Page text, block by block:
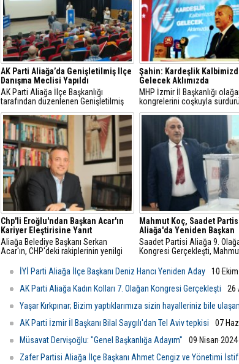
AK Parti Aliağa’da Genişletilmiş İlçe
Danışma Meclisi Yapıldı
AK Parti Aliağa İlçe Başkanlığı
tarafından düzenlenen Genişletilmiş
İlçe Danışma Meclisi Toplantısı,
partililerin ve teşkilat mensuplarının
katılımıyla Aliağa Belediyesi Meclis
Salonu'nda yapıldı.
Şahin: Kardeşlik
Gelecek Aklımızda
MHP İzmir İl Başkanlığı
kongrelerini coşkuyla
Geçtiğimiz hafta Karabağlar
kongreden sonra da
arka arkaya Kiraz, Ödemiş ve
İlçelerinin kongrelerini
Chp'li Eroğlu'ndan Başkan Acar'ın
Kariyer Eleştirisine Yanıt
Aliağa Belediye Başkanı Serkan
Acar'ın, CHP'deki rakiplerinin yenilgi
sözleri, ilçede siyasi hareketliliğe
Mahmut Koç, Saadet
Aliağa'da Yeniden Başkan
Saadet Partisi Aliağa 9.
Kongresi Gerçekleşti,
İYİ Parti Aliağa İlçe Başkanı Deniz Hancı Yeniden Aday
10
AK Parti Aliağa Kadın Kolları 7. Olağan Kongresi Gerçekleşti
26
Yaşar Kırkpınar; Bizim yaptıklarımıza sizin hayalleriniz bile
AK Parti İzmir İl Başkanı Bilal Saygılı'dan Tel Aviv tepkisi
07
Müsavat Dervişoğlu: "Genel Başkanlığa Adayım"
09 Nisan 2024
Zafer Partisi Aliağa İlçe Başkanı Ahmet Cengiz ve Yönetimi